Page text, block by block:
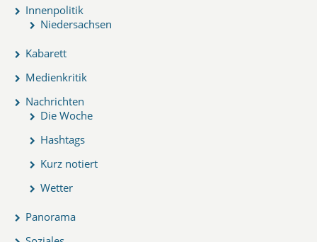
Innenpolitik
Niedersachsen
Kabarett
Medienkritik
Nachrichten
Die Woche
Hashtags
Kurz notiert
Wetter
Panorama